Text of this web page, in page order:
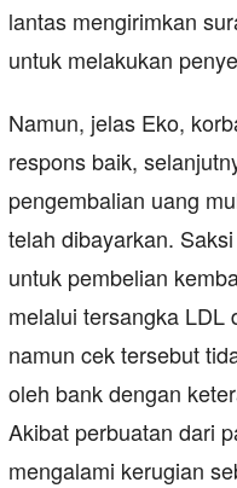
lantas mengirimkan
untuk melakukan
Namun, jelas Eko,
respons baik,
pengembalian uang
telah dibayarkan.
untuk pembelian
melalui tersangka LDL
namun cek tersebut
oleh bank dengan
Akibat perbuatan dari
mengalami kerugian